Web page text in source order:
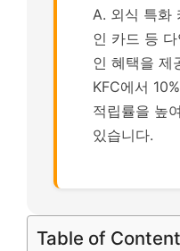
A. 외식 특화
인 카드 등
인 혜택을 제
KFC에서
적립률을 높
있습니다.
Table of